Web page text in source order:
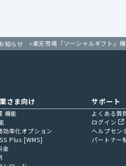
知らせ 楽天市場「ソーシャルギフト」
さま向け
機能
効率化オプション
Plus [WMS]
金
サポート
よくある質
ログイン
ヘルプセン
パートナー